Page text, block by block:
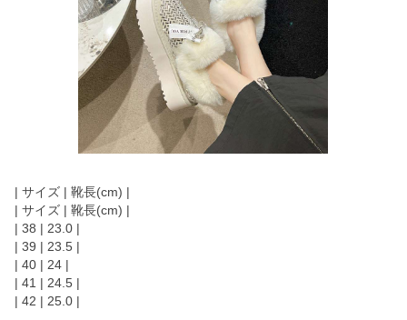
| サイズ | 靴長(cm) |
| サイズ | 靴長(cm) |
| 38 | 23.0 |
| 39 | 23.5 |
| 40 | 24 |
| 41 | 24.5 |
| 42 | 25.0 |